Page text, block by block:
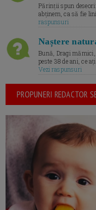
Părinții spun
abținem, ca să fie
raspunsuri
Naștere
Bună, Dragi
peste 38 de ani, ce
Vezi raspunsuri
PROPUNERI REDACTOR